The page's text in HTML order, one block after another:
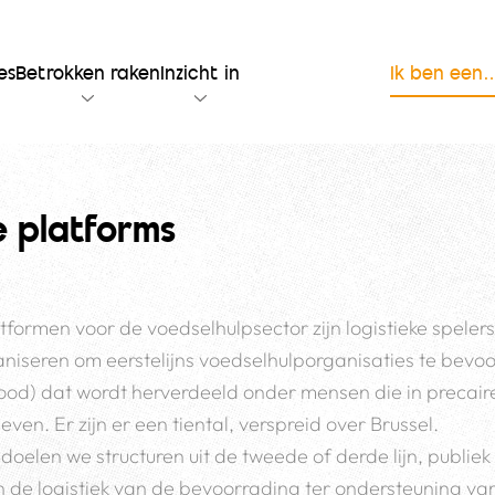
Betrokken raken Inzicht in Ik ben
platforms
voor de voedselhulpsector zijn logistieke
om eerstelijns voedselhulporganisaties te
dat wordt herverdeeld onder mensen die in
Er zijn er een tiental, verspreid over Brussel.
we structuren uit de tweede of derde lijn,
logistiek van de bevoorrading ter ondersteuning